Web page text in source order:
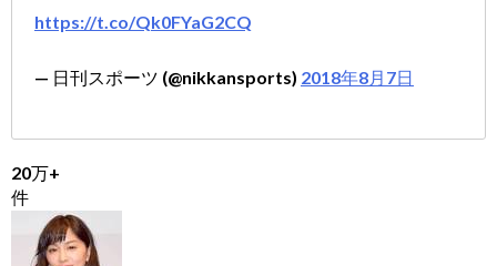
https://t.co/Qk0FYaG2CQ
— 日刊スポーツ (@nikkansports) 2018年8月7日
20万+
件